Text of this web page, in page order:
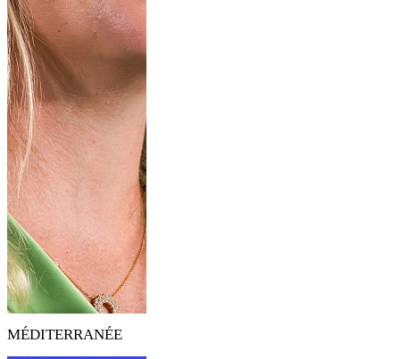
MÉDITERRANÉE